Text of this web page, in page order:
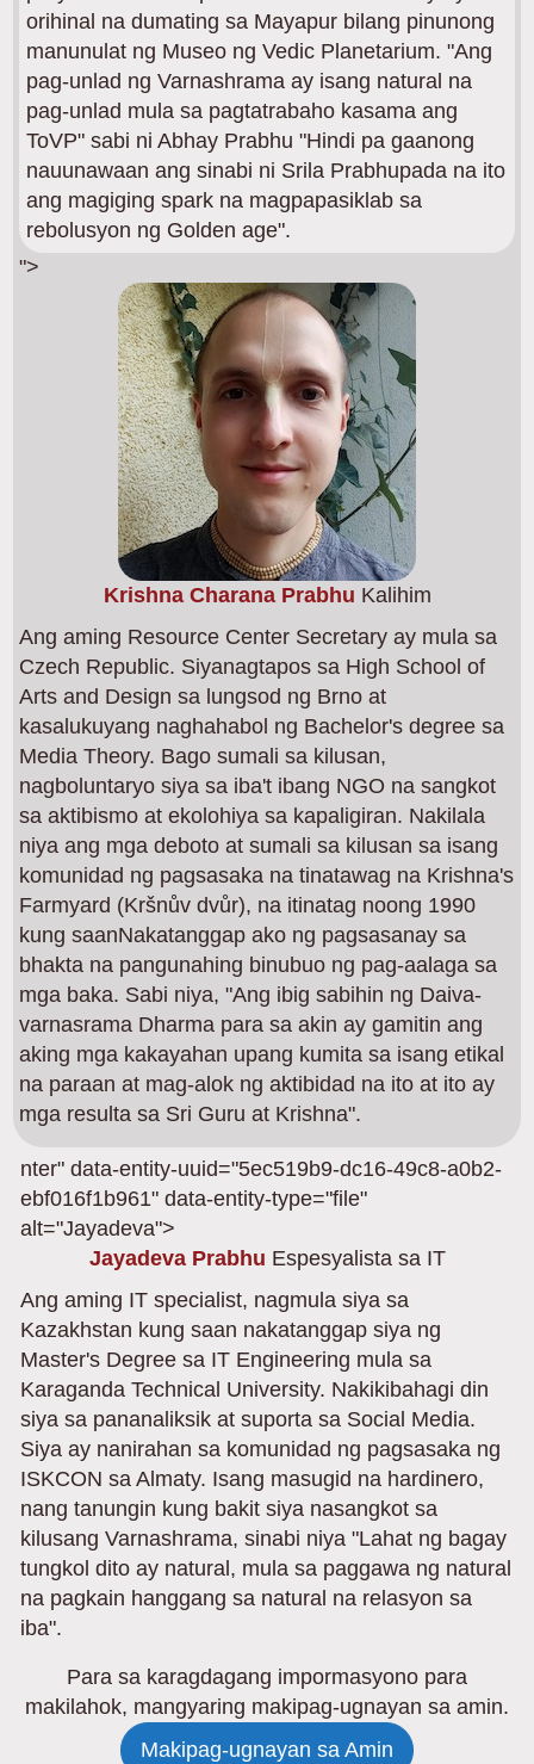
orihinal na dumating sa Mayapur bilang pinunong
manunulat ng Museo ng Vedic Planetarium. "Ang
pag-unlad ng Varnashrama ay isang natural na
pag-unlad mula sa pagtatrabaho kasama ang
ToVP" sabi ni Abhay Prabhu "Hindi pa gaanong
nauunawaan ang sinabi ni Srila Prabhupada na ito
ang magiging spark na magpapasiklab sa
rebolusyon ng Golden age".
">
Krishna Charana Prabhu Kalihim
Ang aming Resource Center Secretary ay mula sa
Czech Republic. Siyanagtapos sa High School of
Arts and Design sa lungsod ng Brno at
kasalukuyang naghahabol ng Bachelor's degree sa
Media Theory. Bago sumali sa kilusan,
nagboluntaryo siya sa iba't ibang NGO na sangkot
sa aktibismo at ekolohiya sa kapaligiran. Nakilala
niya ang mga deboto at sumali sa kilusan sa isang
komunidad ng pagsasaka na tinatawag na Krishna's
Farmyard (Kršnův dvůr), na itinatag noong 1990
kung saanNakatanggap ako ng pagsasanay sa
bhakta na pangunahing binubuo ng pag-aalaga sa
mga baka. Sabi niya, "Ang ibig sabihin ng Daiva-
varnasrama Dharma para sa akin ay gamitin ang
aking mga kakayahan upang kumita sa isang etikal
na paraan at mag-alok ng aktibidad na ito at ito ay
mga resulta sa Sri Guru at Krishna".
nter" data-entity-uuid="5ec519b9-dc16-49c8-a0b2-
ebf016f1b961" data-entity-type="file"
alt="Jayadeva">
Jayadeva Prabhu Espesyalista sa IT
Ang aming IT specialist, nagmula siya sa
Kazakhstan kung saan nakatanggap siya ng
Master's Degree sa IT Engineering mula sa
Karaganda Technical University. Nakikibahagi din
siya sa pananaliksik at suporta sa Social Media.
Siya ay nanirahan sa komunidad ng pagsasaka ng
ISKCON sa Almaty. Isang masugid na hardinero,
nang tanungin kung bakit siya nasangkot sa
kilusang Varnashrama, sinabi niya "Lahat ng bagay
tungkol dito ay natural, mula sa paggawa ng natural
na pagkain hanggang sa natural na relasyon sa
iba".
Para sa karagdagang impormasyono para
makilahok, mangyaring makipag-ugnayan sa amin.
Makipag-ugnayan sa Amin